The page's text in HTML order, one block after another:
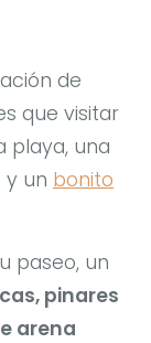
de
que visitar
playa, una
y un bonito
paseo, un
pinares
arena